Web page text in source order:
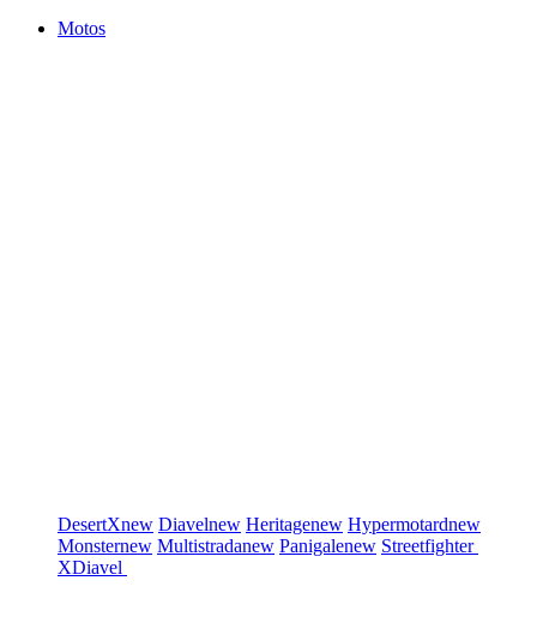
Motos
DesertXnew Diavelnew Heritagenew Hypermotardnew
Monsternew Multistradanew Panigalenew Streetfighter
XDiavel